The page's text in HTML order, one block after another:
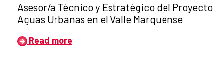
Title of the announcement:
Asesor/a Técnico y Estratégico del Proyecto
Aguas Urbanas en el Valle Marquense
Read more